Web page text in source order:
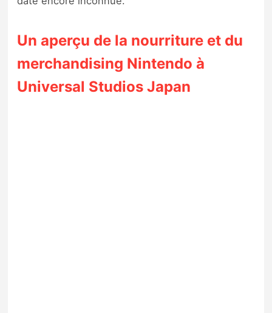
Un aperçu de la nourriture et du
merchandising Nintendo à
Universal Studios Japan